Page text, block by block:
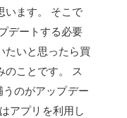
います。 そこで
デートする必要
たいと思ったら買
のことです。 ス
のがアップデー
アプリを利用し